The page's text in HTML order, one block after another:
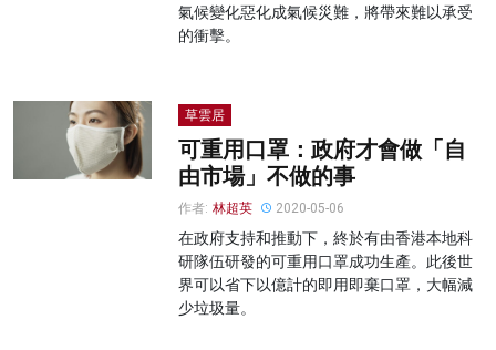
氣候變化惡化成氣候災難，將帶來難以承受
的衝擊。
草雲居
可重用口罩：政府才會做「自
由市場」不做的事
作者: 林超英 2020-05-06
在政府支持和推動下，終於有由香港本地科
研隊伍研發的可重用口罩成功生產。此後世
界可以省下以億計的即用即棄口罩，大幅減
少垃圾量。